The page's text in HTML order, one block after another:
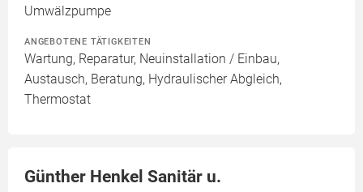
Umwälzpumpe
ANGEBOTENE TÄTIGKEITEN
Wartung, Reparatur, Neuinstallation / Einbau,
Austausch, Beratung, Hydraulischer Abgleich,
Thermostat
Günther Henkel Sanitär u.